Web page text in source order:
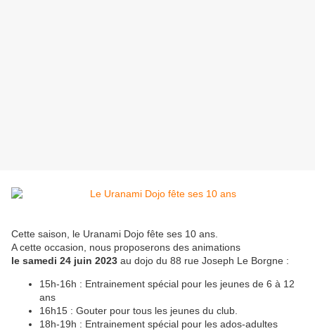
Cette saison, le Uranami Dojo fête ses 10 ans.
A cette occasion, nous proposerons des animations
le samedi 24 juin 2023 au dojo du 88 rue Joseph Le Borgne :
15h-16h : Entrainement spécial pour les jeunes de 6 à 12
ans
16h15 : Gouter pour tous les jeunes du club.
18h-19h : Entrainement spécial pour les ados-adultes